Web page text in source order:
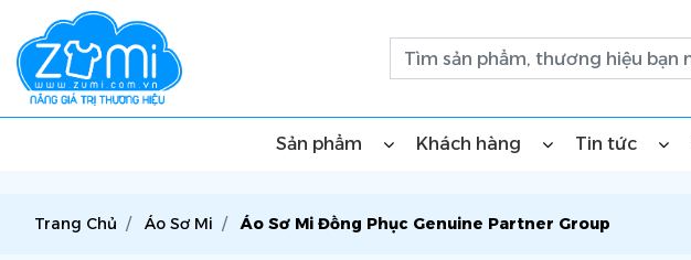
Sản phẩm Khách hàng Tin tức
Trang Chủ Áo Sơ Mi Áo Sơ Mi Đồng Phục Genuine Partner Group